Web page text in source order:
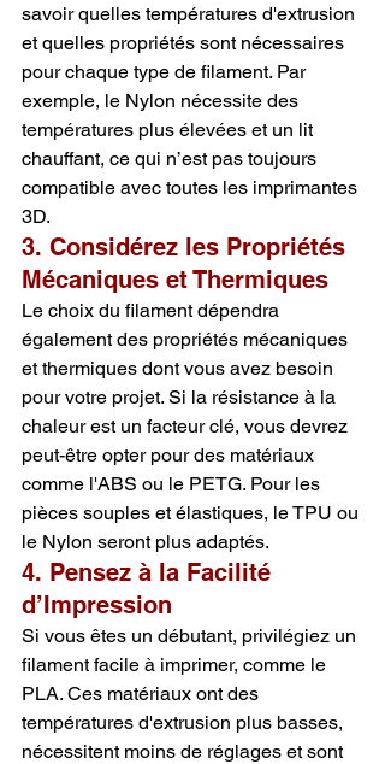
savoir quelles températures d'extrusion
et quelles propriétés sont nécessaires
pour chaque type de filament. Par
exemple, le Nylon nécessite des
températures plus élevées et un lit
chauffant, ce qui n’est pas toujours
compatible avec toutes les imprimantes
3D.
3. Considérez les Propriétés
Mécaniques et Thermiques
Le choix du filament dépendra
également des propriétés mécaniques
et thermiques dont vous avez besoin
pour votre projet. Si la résistance à la
chaleur est un facteur clé, vous devrez
peut-être opter pour des matériaux
comme l'ABS ou le PETG. Pour les
pièces souples et élastiques, le TPU ou
le Nylon seront plus adaptés.
4. Pensez à la Facilité
d’Impression
Si vous êtes un débutant, privilégiez un
filament facile à imprimer, comme le
PLA. Ces matériaux ont des
températures d'extrusion plus basses,
nécessitent moins de réglages et sont